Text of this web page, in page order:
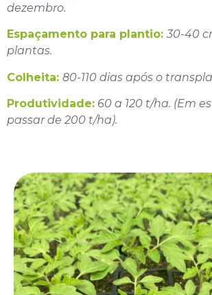
dezembro.
Espaçamento para plantio:30-40
plantas.
Colheita: 80-110 dias após o
Produtividade: 60 a 120 t/ha. (Em
passar de 200 t/ha).